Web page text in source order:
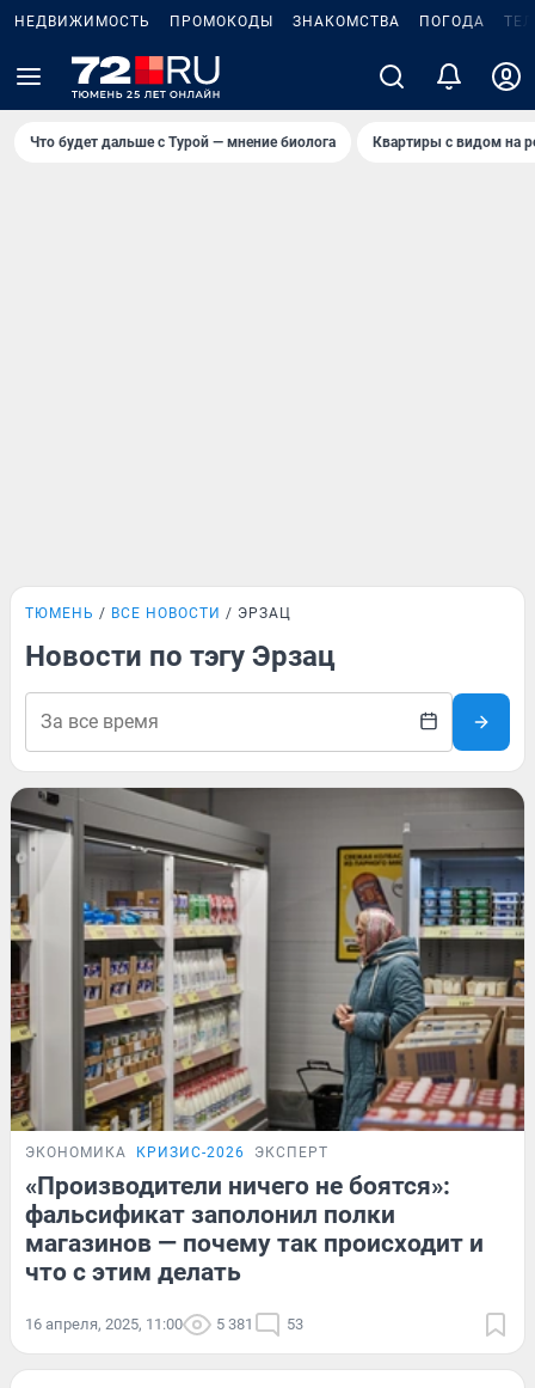
НЕДВИЖИМОСТЬ ПРОМОКОДЫ ЗНАКОМСТВА ПОГОДА
Что будет дальше с Турой — мнение биолога Квартиры с видом на
ТЮМЕНЬ ВСЕ НОВОСТИ ЭРЗАЦ
Новости по тэгу Эрзац
ЭКОНОМИКА КРИЗИС-2026 ЭКСПЕРТ
«Производители ничего не боятся»:
фальсификат заполонил полки
магазинов — почему так происходит и
что с этим делать
16 апреля, 2025, 11:00 5 381 53